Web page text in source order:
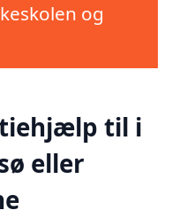
og
til i
eller